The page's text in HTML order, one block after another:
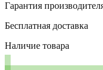
Гарантия
Бесплатная доставка
Наличие товара